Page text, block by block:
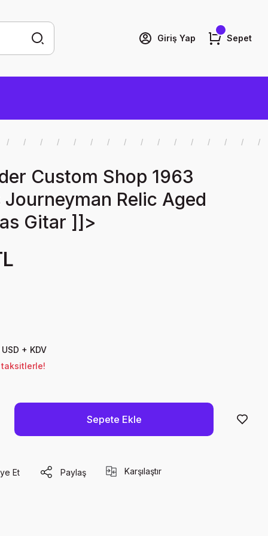
Giriş Yap Sepet
Custom Shop 1963
Relic Aged
Gitar ]]>
+ KDV
Sepete Ekle
Et Paylaş Karşılaştır